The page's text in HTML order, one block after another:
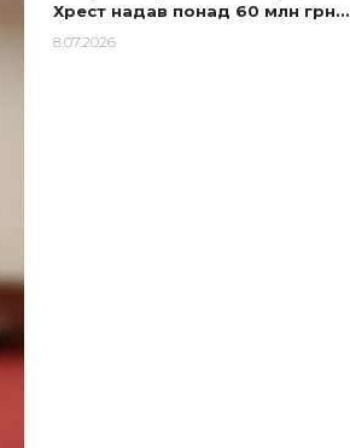
Хрест надав понад 60 млн грн…
8.07.2026